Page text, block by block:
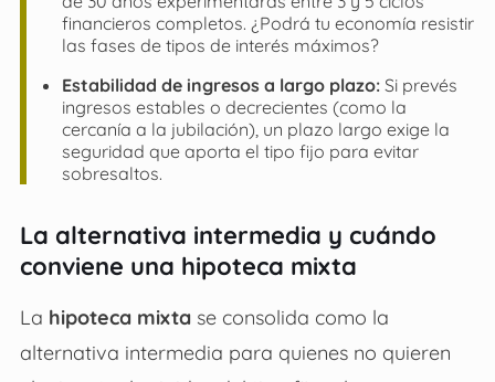
financieros completos. ¿Podrá tu economía resistir
las fases de tipos de interés máximos?
Estabilidad de ingresos a largo plazo:Si prevés
ingresos estables o decrecientes (como la
cercanía a la jubilación), un plazo largo exige la
seguridad que aporta el tipo fijo para evitar
sobresaltos.
La alternativa intermedia y cuándo
conviene una hipoteca mixta
La hipoteca mixtase consolida como la
alternativa intermedia para quienes no quieren